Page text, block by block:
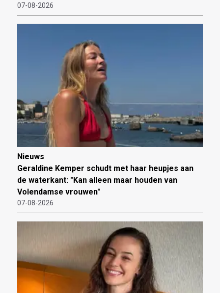
07-08-2026
Nieuws
Geraldine Kemper schudt met haar heupjes aan
de waterkant: "Kan alleen maar houden van
Volendamse vrouwen"
07-08-2026